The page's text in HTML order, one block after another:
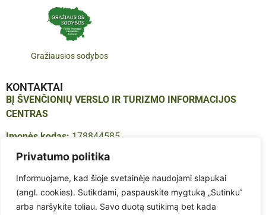
Privatumo politika
Informuojame, kad šioje svetainėje naudojami slapukai
(angl. cookies). Sutikdami, paspauskite mygtuką „Sutinku“
arba naršykite toliau. Savo duotą sutikimą bet kada
Gražiausios sodybos
KONTAKTAI
BĮ ŠVENČIONIŲ VERSLO IR TURIZMO INFORMACIJOS
CENTRAS
Įmonės kodas: 178844585
Adresas:Vilniaus g. 16, LT-18123, Švenčionys
+370 683 614 41
El. paštas: info@infosvencionys.lt